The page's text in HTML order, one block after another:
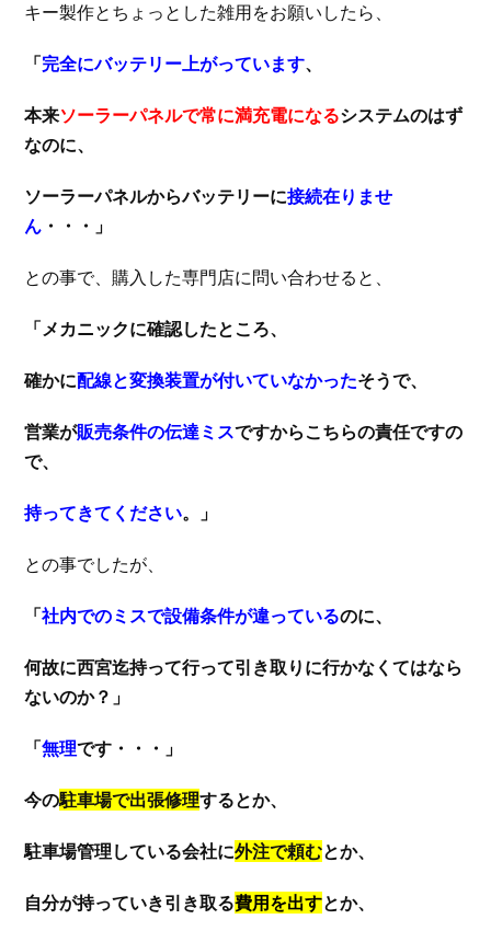
キー製作とちょっとした雑用をお願いしたら、
「完全にバッテリー上がっています、
本来ソーラーパネルで常に満充電になるシステムのはず
なのに、
ソーラーパネルからバッテリーに接続在りませ
ん ・・・」
との事で、購入した専門店に問い合わせると、
「メカニックに確認したところ、
確かに配線と変換装置が付いていなかったそうで、
営業が販売条件の伝達ミスですからこちらの責任ですの
で、
持ってきてください。」
との事でしたが、
「社内でのミスで設備条件が違っているのに、
何故に西宮迄持って行って引き取りに行かなくてはなら
ないのか？」
「無理です・・・」
今の駐車場で出張修理するとか、
駐車場管理している会社に外注で頼むとか、
自分が持っていき引き取る費用を出すとか、